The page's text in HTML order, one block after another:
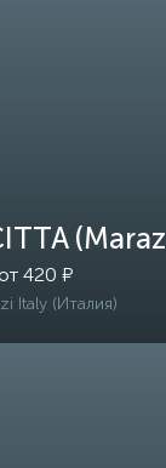
420 ₽
Italy (Италия)